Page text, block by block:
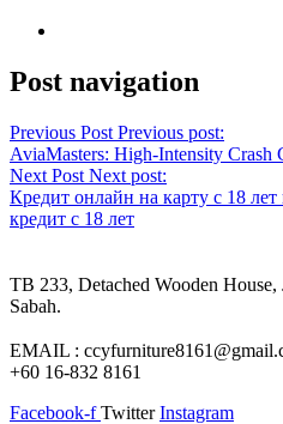
Post navigation
Previous Post Previous post:
AviaMasters: High‑Intensity Crash
Next Post Next post:
Кредит онлайн на карту с 18
кредит с 18 лет
TB 233, Detached Wooden
Sabah.
EMAIL :
+60 16-832 8161
Facebook-f Twitter Instagram